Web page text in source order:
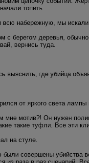
топить.
набережную, мы искали
с берегом деревья,
вернись туда.
выяснить, где убийца
от яркого света
мне мотив?! Он нужен
такие туфли. Все эти
на стуле.
совершены убийства
из раза в раз сценарий.